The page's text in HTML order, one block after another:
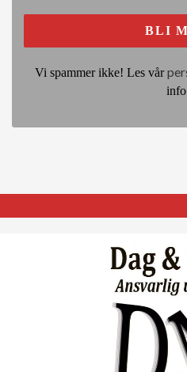
Vi spammer ikke! Les vår